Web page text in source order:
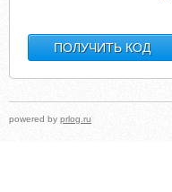
powered by prlog.ru